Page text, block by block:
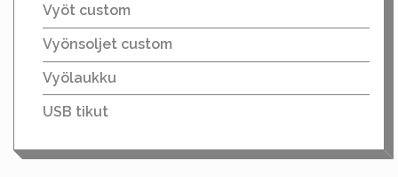
Vyöt custom
Vyönsoljet custom
Vyölaukku
USB tikut